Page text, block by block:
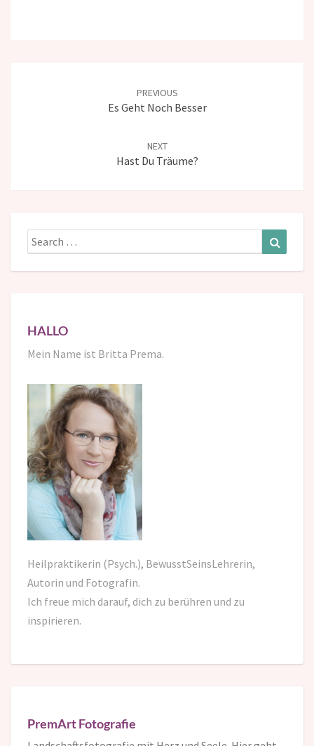
PREVIOUS
Es Geht Noch Besser
NEXT
Hast Du Träume?
Search
for:
HALLO
Mein Name ist Britta Prema.
Heilpraktikerin (Psych.), BewusstSeinsLehrerin,
Autorin und Fotografin.
Ich freue mich darauf, dich zu berühren und zu
inspirieren.
PremArt Fotografie